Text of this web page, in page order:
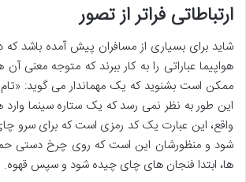
ارتباطاتی فراتر از تصور
شاید برای بسیاری از مسافران پیش آمده باشد که
هواپیما عباراتی را به کار ببرند که متوجه معنی
ممکن است بشنوید که یک مهماندار می گوید: «تام
این طور به نظر نمی رسد که یک ستاره سینما وارد
واقع، این عبارت یک کد رمزی است که برای سرو
شود و منظورشان این است که روی چرخ دستی
ها، ابتدا فنجان های چای چیده شود و سپس قهوه.